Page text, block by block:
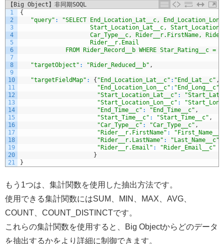
【Big Object】非同期SOQL
1
2
3
4
5
6
7
8
9
10
11
12
13
14
15
16
17
18
19
20
21
{
"query" :
"SELECT End_Location_Lat__c,
Start_Location_Lat__c,
Car_Type__c, Rider__r.FirstName,
Rider__r.Email
FROM Rider_Record__b WHERE Star_Rating__c =
"targetObject" : "Rider_Reduced__b" ,
"targetFieldMap" : { "End_Location_Lat__c" : "End_Lat__c" ,
"End_Location_Lon__c" : "End_Long__c"
"Start_Location_Lat__c" :
"Start_Location_Lon__c" :
"End_Time__c" : "End_Time__c" ,
"Start_Time__c" : "Start_Time__c" ,
"Car_Type__c" : "Car_Type__c" ,
"Rider__r.FirstName" :
"Rider__r.LastName" : "Last_Name__c"
"Rider__r.Email" :
"Rider_Email__c"
}
}
もう1つは、集計関数を使用した抽出方法です。
使用できる集計関数にはSUM、MIN、MAX、AVG、
COUNT、COUNT_DISTINCTです。
これらの集計関数を使用すると、Big Objectからどのデータ
を抽出するかをより詳細に制御できます。